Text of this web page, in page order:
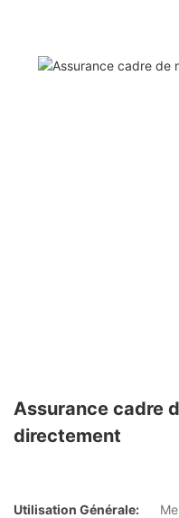
Assurance cadre
directement
Utilisation Générale: